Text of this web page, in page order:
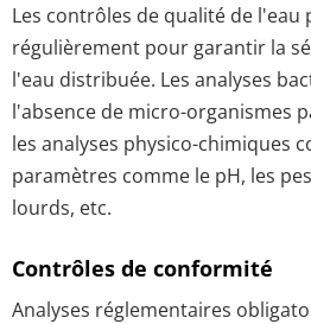
Les contrôles de qualité de l'eau
régulièrement pour garantir la
l'eau distribuée. Les analyses
l'absence de micro-organismes
les analyses physico-chimiques
paramètres comme le pH, les
lourds, etc.
Contrôles de conformité
Analyses réglementaires